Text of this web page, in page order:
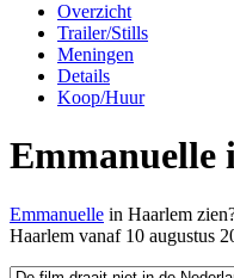
Overzicht
Trailer/Stills
Meningen
Details
Koop/Huur
Emmanuelle
Emmanuelle in Haarlem
Haarlem vanaf 10 augustus